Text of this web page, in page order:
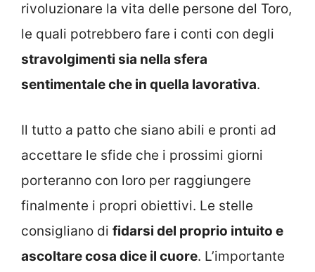
rivoluzionare la vita delle persone del Toro,
le quali potrebbero fare i conti con degli
stravolgimenti sia nella sfera
sentimentale che in quella lavorativa.
Il tutto a patto che siano abili e pronti ad
accettare le sfide che i prossimi giorni
porteranno con loro per raggiungere
finalmente i propri obiettivi. Le stelle
consigliano di fidarsi del proprio intuito e
ascoltare cosa dice il cuore. L’importante